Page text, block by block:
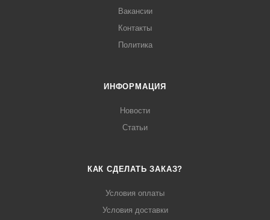
Вакансии
Контакты
Политика
ИНФОРМАЦИЯ
Новости
Статьи
КАК СДЕЛАТЬ ЗАКАЗ?
Условия оплаты
Условия доставки